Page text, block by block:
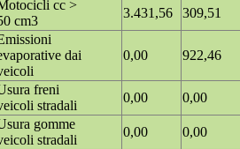
cc >
cm3
3.431,56
309,51
dai
0,00 922,46
freni
stradali
0,00
0,00
gomme
stradali
0,00
0,00